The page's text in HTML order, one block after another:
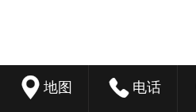
 地图  电话